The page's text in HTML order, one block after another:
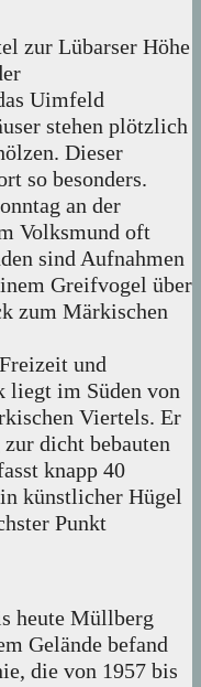
zur Lübarser Höhe
Uimfeld
stehen plötzlich
Dieser
so besonders.
an der
Volksmund oft
sind Aufnahmen
Greifvogel über
zum Märkischen
und
liegt im Süden von
Viertels. Er
dicht bebauten
knapp 40
künstlicher Hügel
Punkt
heute Müllberg
Gelände befand
die von 1957 bis